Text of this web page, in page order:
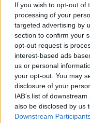
If you wish to opt-out of
processing of your
targeted advertising by
section to confirm your
opt-out request is
interest-based ads
us or personal
your opt-out. You may
disclosure of your
IAB’s list of
also be disclosed by us
Downstream
Leggi l'articolo:
CALCIO: LILLA